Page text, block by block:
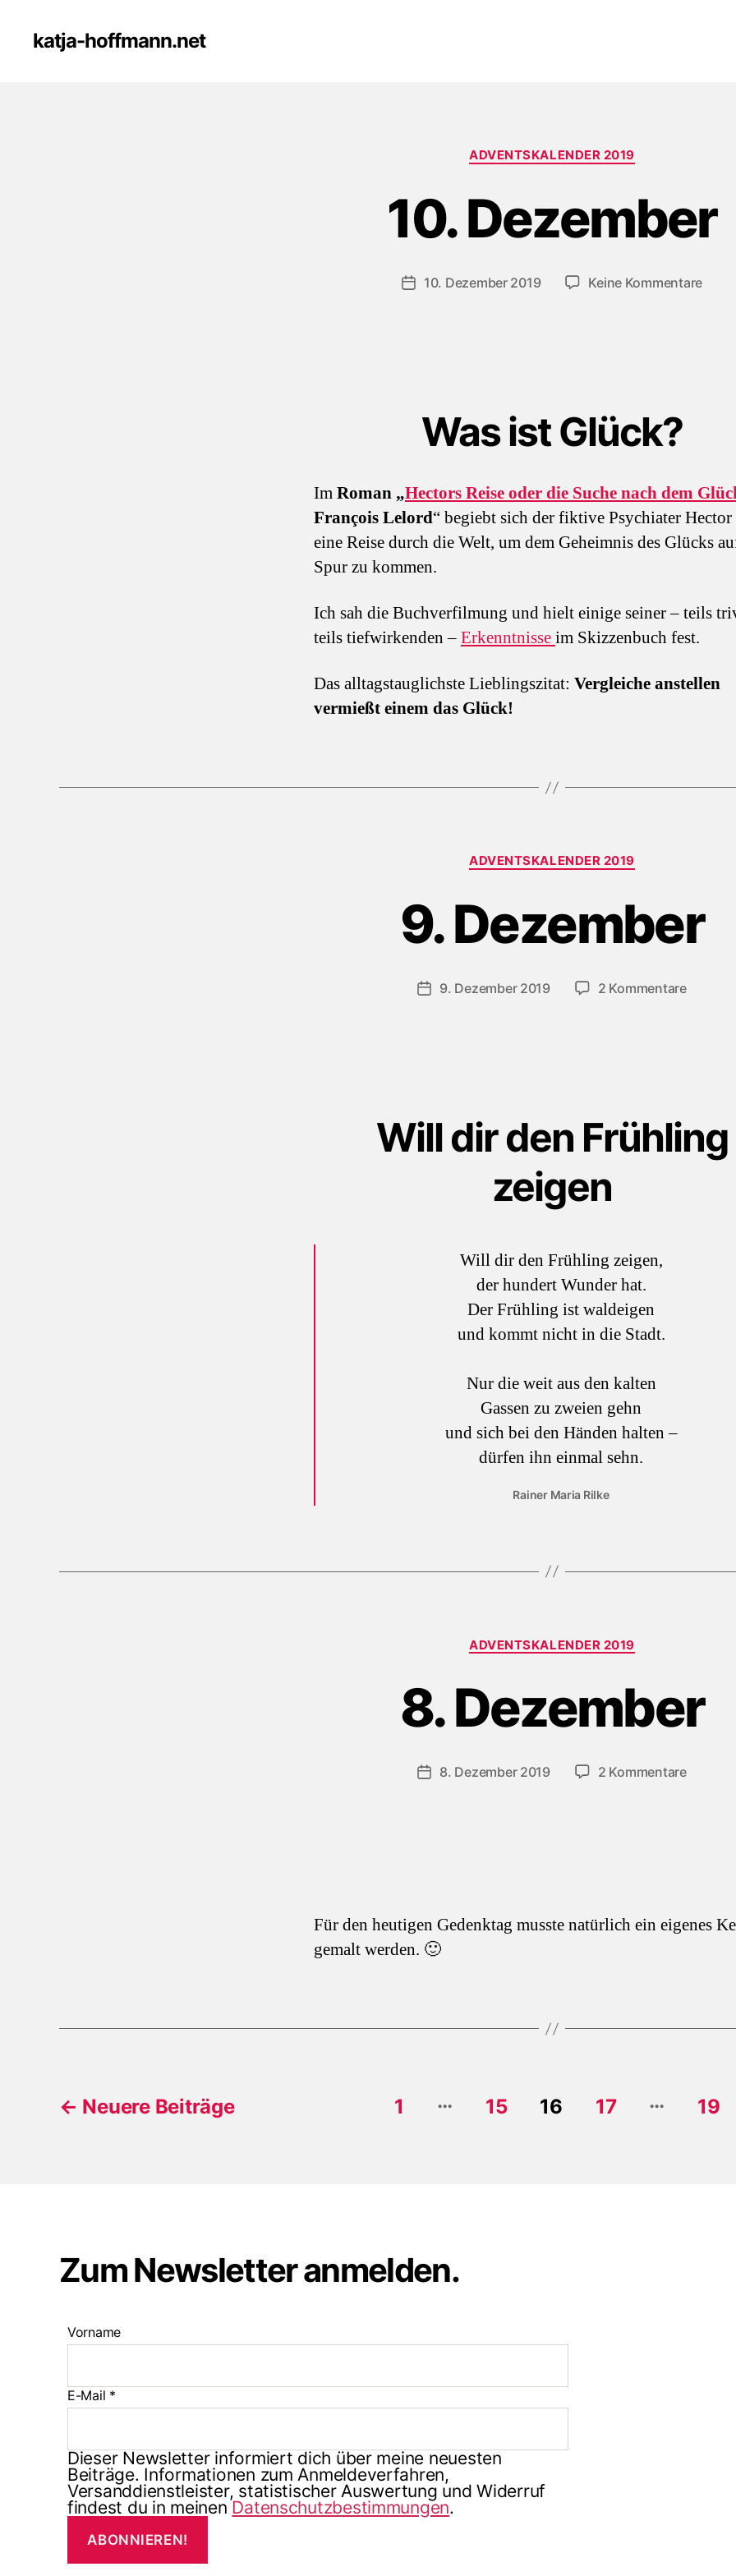
katja-hoffmann.net
Kategorien
ADVENTSKALENDER 2019
10. Dezember
Beitragsdatum
10. Dezember 2019 Keine Kommentarezu
Was ist Glück?
ImRoman „Hectors Reise oder die Suche nach dem
François Lelord“ begiebt sich der fiktive Psychiater
eine Reise durch die Welt, um dem Geheimnis des Glücks
Spur zu kommen.
Ich sah die Buchverfilmung und hielt einige seiner – teils
teils tiefwirkenden –Erkenntnisseim Skizzenbuch fest.
Das alltagstauglichste Lieblingszitat: Vergleiche anstellen
vermießt einem das Glück!
Kategorien
ADVENTSKALENDER 2019
9. Dezember
Beitragsdatum
9. Dezember 2019 2 Kommentarezu
Will dir den Frühling
zeigen
Will dir den Frühling zeigen,
der hundert Wunder hat.
Der Frühling ist waldeigen
und kommt nicht in die Stadt.
Nur die weit aus den kalten
Gassen zu zweien gehn
und sich bei den Händen halten –
dürfen ihn einmal sehn.
Rainer Maria Rilke
Kategorien
ADVENTSKALENDER 2019
8. Dezember
Beitragsdatum
8. Dezember 2019 2 Kommentarezu
Für den heutigen Gedenktag musste natürlich ein eigenes
gemalt werden. 🙂
Beitragsnavigation
← Neuere Beiträge 1 … 15 16 17 … 19
Zum Newsletter anmelden.
Vorname
E-Mail *
Dieser Newsletter informiert dich über meine neuesten
Beiträge. Informationen zum Anmeldeverfahren,
Versanddienstleister, statistischer Auswertung und Widerruf
findest du in meinenDatenschutzbestimmungen.